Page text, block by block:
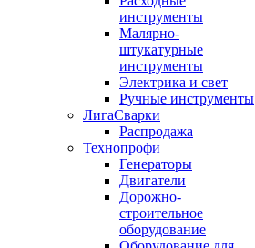
инструменты
Малярно-
штукатурные
инструменты
Электрика и свет
Ручные инструменты
ЛигаСварки
Распродажа
Технопрофи
Генераторы
Двигатели
Дорожно-
строительное
оборудование